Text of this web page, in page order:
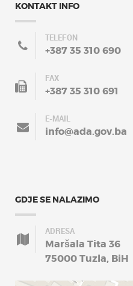
KONTAKT INFO
TELEFON
+387 35 310 690
FAX
+387 35 310 691
E-MAIL
info@ada.gov.ba
GDJE SE NALAZIMO
ADRESA
Maršala Tita 36
75000 Tuzla, BiH